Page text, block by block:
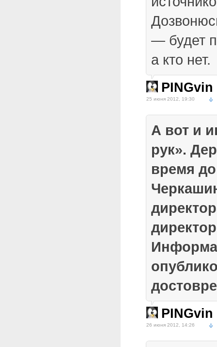
— будет
а кто нет.
PINGvin
25 июня 2012, 19:30
А вот и
рук».
время
PINGvin
26 июня 2012, 14:26